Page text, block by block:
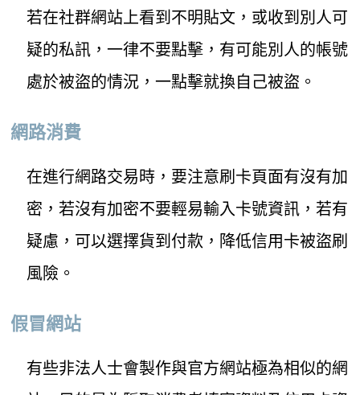
若在社群網站上看到不明貼文，或收到別人可
疑的私訊，一律不要點擊，有可能別人的帳號
處於被盜的情況，一點擊就換自己被盜。
網路消費
在進行網路交易時，要注意刷卡頁面有沒有加
密，若沒有加密不要輕易輸入卡號資訊，若有
疑慮，可以選擇貨到付款，降低信用卡被盜刷
風險。
假冒網站
有些非法人士會製作與官方網站極為相似的網